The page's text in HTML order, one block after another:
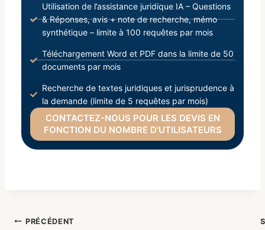
Utilisation de l’assistance juridique IA – Questions
& Réponses, avis + note de recherche, mémo
synthétique – limite à 100 requêtes par mois
Téléchargement Word et PDF dans la limite de 50
documents par mois
Recherche de textes juridiques et jurisprudence à
la demande (limite de 5 requêtes par mois)
CONTACTEZ-NOUS POUR LES DEVIS EN
FONCTION DU NOMBRE D’UTILISATEURS
PRÉCÉDENT